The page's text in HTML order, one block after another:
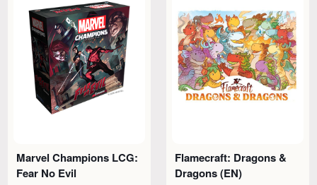
Marvel Champions LCG:
Fear No Evil
Flamecraft: Dragons &
Dragons (EN)